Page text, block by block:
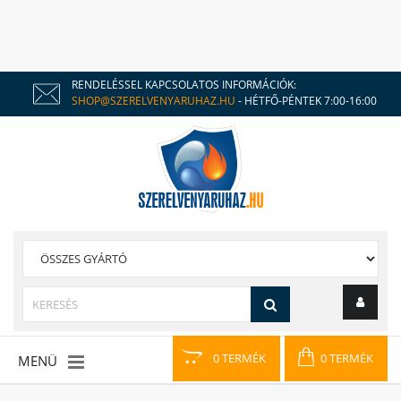
RENDELÉSSEL KAPCSOLATOS INFORMÁCIÓK:
SHOP@SZERELVENYARUHAZ.HU - HÉTFŐ-PÉNTEK 7:00-16:00
0 TERMÉK 0 TERMÉK
MENÜ